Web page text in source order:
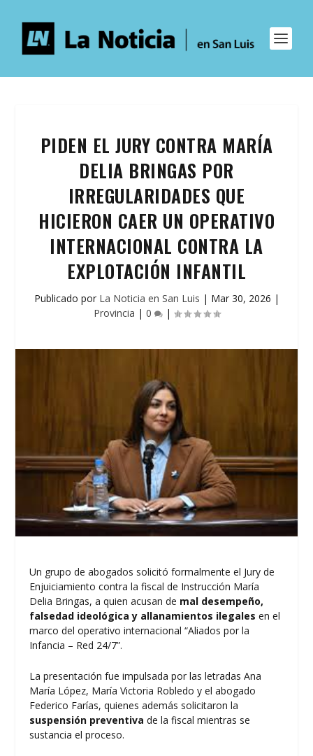
PIDEN EL JURY CONTRA MARÍA
DELIA BRINGAS POR
IRREGULARIDADES QUE
HICIERON CAER UN OPERATIVO
INTERNACIONAL CONTRA LA
EXPLOTACIÓN INFANTIL
Publicado por La Noticia en San Luis | Mar 30, 2026 |
Provincia | 0 |
Un grupo de abogados solicitó formalmente el Jury de
Enjuiciamiento contra la fiscal de Instrucción María
Delia Bringas, a quien acusan de mal desempeño,
falsedad ideológica y allanamientos ilegales en el
marco del operativo internacional “Aliados por la
Infancia – Red 24/7”.
La presentación fue impulsada por las letradas Ana
María López, María Victoria Robledo y el abogado
Federico Farías, quienes además solicitaron la
suspensión preventiva de la fiscal mientras se
sustancia el proceso.